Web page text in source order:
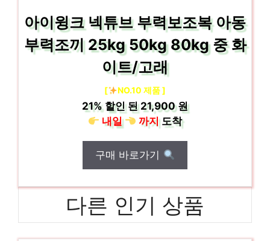
아이윙크 넥튜브 부력보조복 아동
부력조끼 25kg 50kg 80kg 중 화
이트/고래
[ NO.10 제품 ]
21%할인 된21,900 원
내일
까지도착
구매 바로가기
다른 인기 상품
가벼운헤드셋 일상에 빛을 더하는 최고의 아